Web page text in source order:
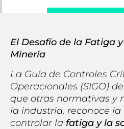
El Desafío de la Fatiga
Minería
La Guía de Controles
Operacionales (SIGO)
que otras normativas y
la industria, reconoce
controlar la fatiga y la